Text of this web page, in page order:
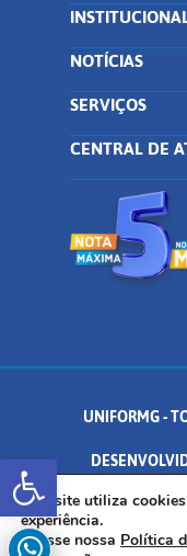
Abrir a
NOTÍCIAS
SERVIÇOS
CENTRAL DE
UNIFORMG -
AV. DR. ARNALDO DE
Este site utiliza
experiência.
Acesse nossa Política